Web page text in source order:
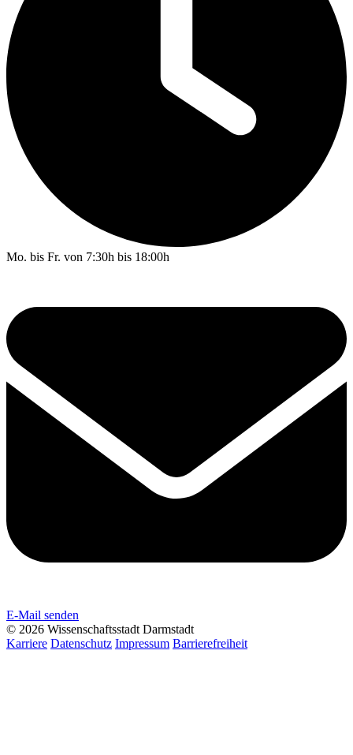
Mo. bis Fr. von 7:30h bis 18:00h
E-Mail senden
© 2026 Wissenschaftsstadt Darmstadt
Karriere Datenschutz Impressum Barrierefreiheit